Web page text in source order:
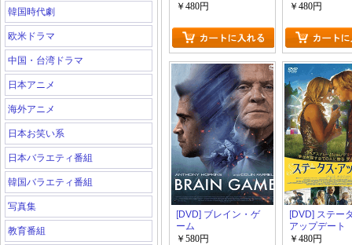
韓国時代劇
欧米ドラマ
中国・台湾ドラマ
日本アニメ
海外アニメ
日本お笑い系
日本バラエティ番組
韓国バラエティ番組
写真集
教育番組
￥480円
￥480円
[DVD] ブレイン・ゲ
ーム
￥580円
[DVD] ステー
アップデート
￥480円